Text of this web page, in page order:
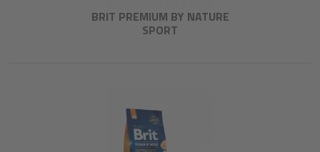
BRIT PREMIUM BY NATURE
SPORT